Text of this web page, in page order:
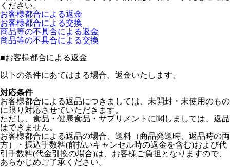
ください。
お客様都合による返金
お客様都合による交換
商品等の不具合による返金
商品等の不具合による交換
■お客様都合による返金
以下の条件にあてはまる場合、返金いたします。
対応条件
お客様都合による返品につきましては、未開封・未使用のもの
に限り対応させていただきます。
ただし、食品・健康食品・サプリメントに関しましては、返品
はできません。
お客様都合による返品の場合、送料（商品発送時、返品時の両
方）・振込手数料(前払いキャンセル時の返金を含む)および代
引手数料(代金引換の場合)は、お客様ご負担となりますので、
あらかじめご了承ください。